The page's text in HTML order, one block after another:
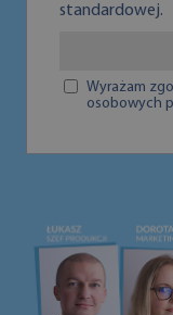
standardowej.
Wyrażam
osobowych